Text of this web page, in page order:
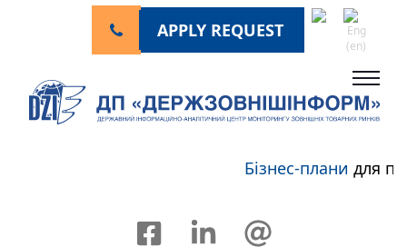
APPLY REQUEST
Бізнес-планидля